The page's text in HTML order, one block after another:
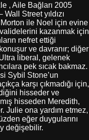
, Aile Bağları 2005
Street yıldızı
ile Noel için evine
kazanmak için
nefret ettiği
ve davranır; diğer
liberal, gelenek
pek sıcak bakmaz.
Sybil Stone’un
karşı çıkmadığı için,
hisseder ve
hisseden Meredith,
Julie ona yardım etmez,
eğer duygularını
değişebilir.